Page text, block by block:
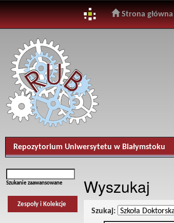
navigation
Strona główna
Repozytorium Uniwersytetu w Białymstoku
Szukanie zaawansowane
Zespoły i Kolekcje
Wyszukaj
Szukaj: